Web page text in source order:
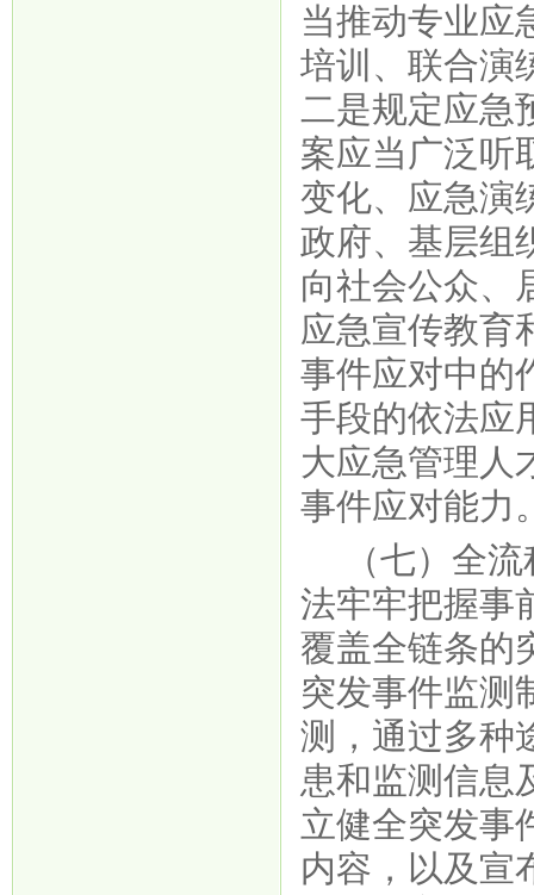
当推动专业应
培训、联合演
二是规定应急
案应当广泛听
变化、应急演
政府、基层组
向社会公众、
应急宣传教育
事件应对中的
手段的依法应
大应急管理人
事件应对能力
（七）全
法牢牢把握事
覆盖全链条的
突发事件监测
测，通过多种
患和监测信息
立健全突发事
内容，以及宣